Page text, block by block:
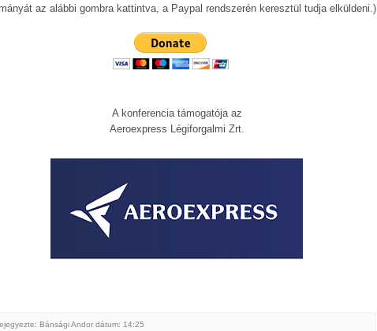
az alábbi gombra kattintva, a Paypal rendszerén keresztül tudja elküldeni.)
A konferencia támogatója az
Aeroexpress Légiforgalmi Zrt.
Bánsági Andor dátum: 14:25